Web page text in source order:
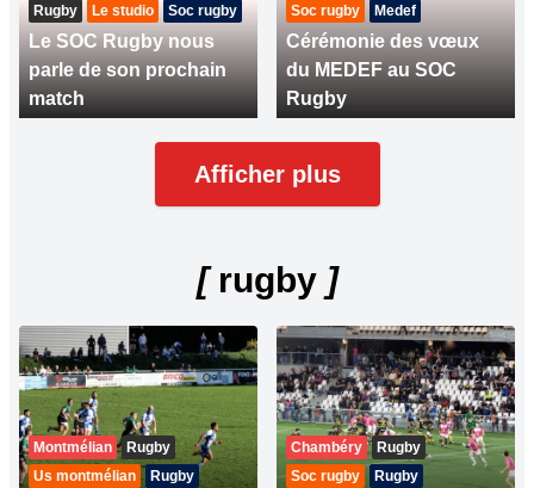
Rugby Le studio Soc rugby
Le SOC Rugby nous
parle de son prochain
match
Soc rugby
Medef
Cérémonie des vœux
du MEDEF au SOC
Rugby
Afficher plus
[rugby ]
Montmélian
Rugby
Us montmélian
Rugby
Chambéry
Rugby
Soc rugby
Rugby